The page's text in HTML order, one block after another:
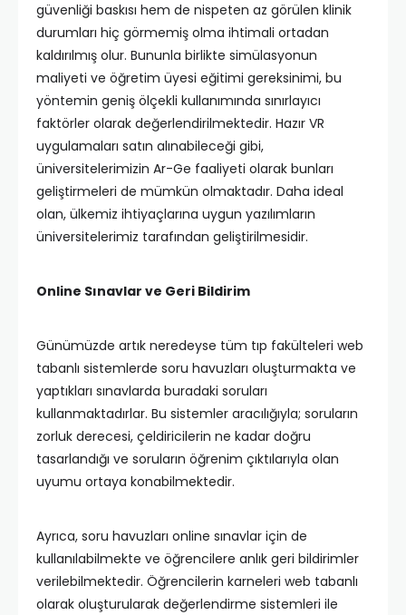
güvenliği baskısı hem de nispeten az görülen klinik
durumları hiç görmemiş olma ihtimali ortadan
kaldırılmış olur. Bununla birlikte simülasyonun
maliyeti ve öğretim üyesi eğitimi gereksinimi, bu
yöntemin geniş ölçekli kullanımında sınırlayıcı
faktörler olarak değerlendirilmektedir. Hazır VR
uygulamaları satın alınabileceği gibi,
üniversitelerimizin Ar-Ge faaliyeti olarak bunları
geliştirmeleri de mümkün olmaktadır. Daha ideal
olan, ülkemiz ihtiyaçlarına uygun yazılımların
üniversitelerimiz tarafından geliştirilmesidir.
Online Sınavlar ve Geri Bildirim
Günümüzde artık neredeyse tüm tıp fakülteleri web
tabanlı sistemlerde soru havuzları oluşturmakta ve
yaptıkları sınavlarda buradaki soruları
kullanmaktadırlar. Bu sistemler aracılığıyla; soruların
zorluk derecesi, çeldiricilerin ne kadar doğru
tasarlandığı ve soruların öğrenim çıktılarıyla olan
uyumu ortaya konabilmektedir.
Ayrıca, soru havuzları online sınavlar için de
kullanılabilmekte ve öğrencilere anlık geri bildirimler
verilebilmektedir. Öğrencilerin karneleri web tabanlı
olarak oluşturularak değerlendirme sistemleri ile